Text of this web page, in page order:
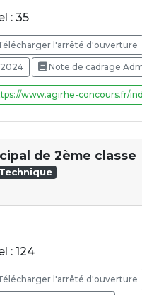
: 35
l'arrêté d'ouverture
Note de cadrage
www.agirhe-concours.fr/
de 2ème classe
Technique
: 124
l'arrêté d'ouverture